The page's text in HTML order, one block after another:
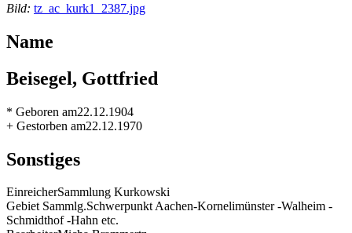
Bild: tz_ac_kurk1_2387.jpg
Name
Beisegel, Gottfried
* Geboren am22.12.1904
+ Gestorben am22.12.1970
Sonstiges
EinreicherSammlung Kurkowski
Gebiet Sammlg.Schwerpunkt Aachen-Kornelimünster -Walheim -
Schmidthof -Hahn etc.